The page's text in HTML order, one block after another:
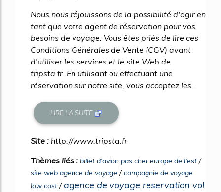
Nous nous réjouissons de la possibilité d'agir en
tant que votre agent de réservation pour vos
besoins de voyage. Vous êtes priés de lire ces
Conditions Générales de Vente (CGV) avant
d'utiliser les services et le site Web de
tripsta.fr. En utilisant ou effectuant une
réservation sur notre site, vous acceptez les...
LIRE LA SUITE
Site : http://www.tripsta.fr
Thèmes liés : billet d'avion pas cher europe de l'est /
site web agence de voyage /compagnie de voyage
low cost /agence de voyage reservation vol